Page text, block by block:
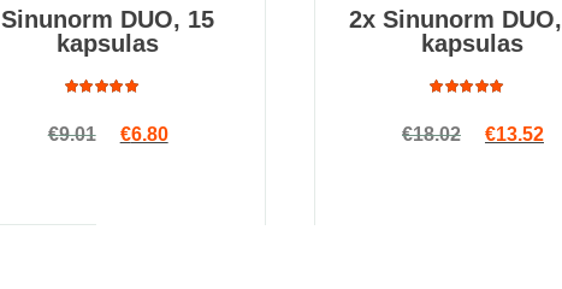
Sinunorm DUO, 15
kapsulas
4.78
out
€9.01 Original price was: €9.01.
€6.80Current price is: €6.80.
2x Sinunorm
kapsulas
4.94
out
€18.02 Original
€13.52